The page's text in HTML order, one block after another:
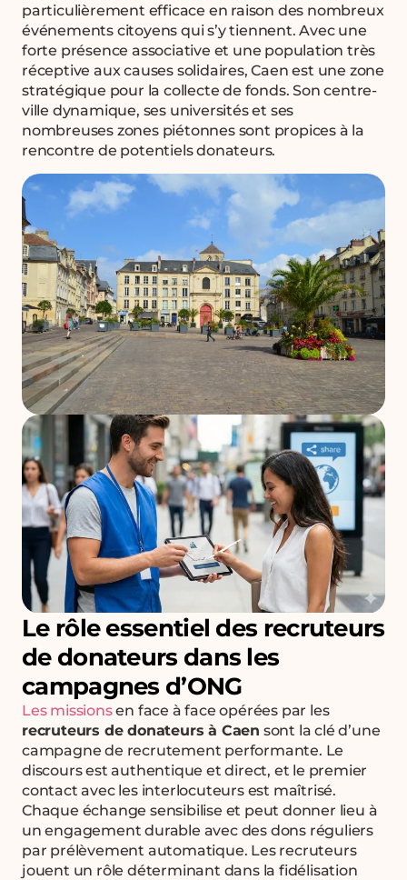
particulièrement efficace en raison des nombreux
événements citoyens qui s’y tiennent. Avec une
forte présence associative et une population très
réceptive aux causes solidaires, Caen est une zone
stratégique pour la collecte de fonds. Son centre-
ville dynamique, ses universités et ses
nombreuses zones piétonnes sont propices à la
rencontre de potentiels donateurs.
Le rôle essentiel des recruteurs
de donateurs dans les
campagnes d’ONG
Les missionsen face à face opérées par les
recruteurs de donateurs à Caen sont la clé d’une
campagne de recrutement performante. Le
discours est authentique et direct, et le premier
contact avec les interlocuteurs est maîtrisé.
Chaque échange sensibilise et peut donner lieu à
un engagement durable avec des dons réguliers
par prélèvement automatique. Les recruteurs
jouent un rôle déterminant dans la fidélisation